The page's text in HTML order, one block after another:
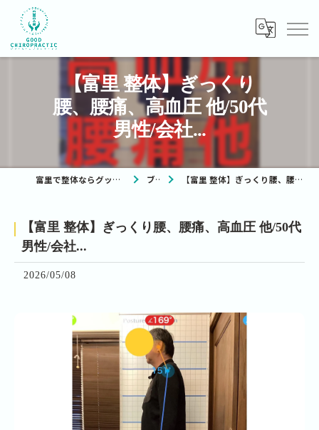
【富里 整体】ぎっくり
腰、腰痛、高血圧 他/50代
男性/会社...
富里で整体ならグッドカイロプラクティック ブログ 【富里 整体】ぎっくり腰、腰痛、高血圧 他/50代男性/会社...
【富里 整体】ぎっくり腰、腰痛、高血圧 他/50代
男性/会社...
2026/05/08